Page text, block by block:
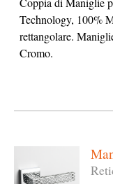
Technology, 100%
rettangolare.
Cromo.